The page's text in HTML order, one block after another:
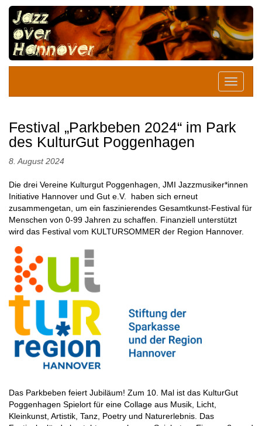
Festival „Parkbeben 2024“ im Park
des KulturGut Poggenhagen
8. August 2024
Die drei Vereine Kulturgut Poggenhagen, JMI Jazzmusiker*innen
Initiative Hannover und Gut e.V. haben sich erneut
zusammengetan, um ein faszinierendes Gesamtkunst-Festival für
Menschen von 0-99 Jahren zu schaffen. Finanziell unterstützt
wird das Festival vom KULTURSOMMER der Region Hannover.
Das Parkbeben feiert Jubiläum! Zum 10. Mal ist das KulturGut
Poggenhagen Spielort für eine Collage aus Musik, Licht,
Kleinkunst, Artistik, Tanz, Poetry und Naturerlebnis. Das